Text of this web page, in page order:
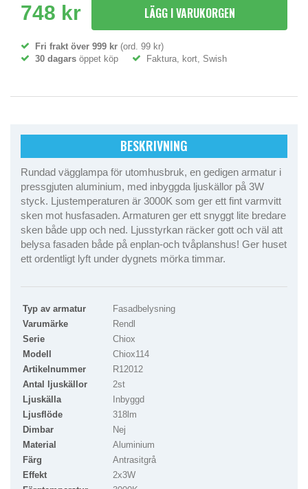
748 kr LÄGG I VARUKORGEN
Fri frakt över 999 kr (ord. 99 kr)
30 dagars öppet köp Faktura, kort, Swish
BESKRIVNING
Rundad vägglampa för utomhusbruk, en gedigen armatur i
pressgjuten aluminium, med inbyggda ljuskällor på 3W
styck. Ljustemperaturen är 3000K som ger ett fint varmvitt
sken mot husfasaden. Armaturen ger ett snyggt lite bredare
sken både upp och ned. Ljusstyrkan räcker gott och väl att
belysa fasaden både på enplan-och tvåplanshus! Ger huset
ett ordentligt lyft under dygnets mörka timmar.
Typ av armatur
Fasadbelysning
Varumärke
Rendl
Serie
Chiox
Modell
Chiox114
Artikelnummer
R12012
Antal ljuskällor
2st
Ljuskälla
Inbyggd
Ljusflöde
318lm
Dimbar
Nej
Material
Aluminium
Färg
Antrasitgrå
Effekt
2x3W